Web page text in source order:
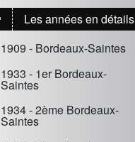
Les années en détails
1909 - Bordeaux-Saintes
1933 - 1er Bordeaux-
Saintes
1934 - 2ème Bordeaux-
Saintes